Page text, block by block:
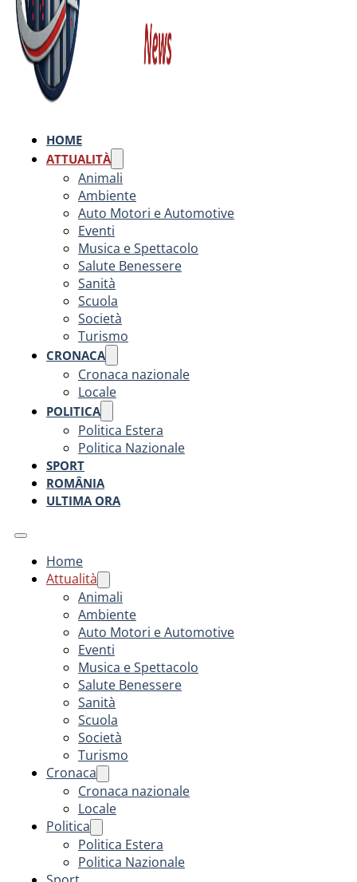
HOME
ATTUALITÀ
Animali
Ambiente
Auto Motori e Automotive
Eventi
Musica e Spettacolo
Salute Benessere
Sanità
Scuola
Società
Turismo
CRONACA
Cronaca nazionale
Locale
POLITICA
Politica Estera
Politica Nazionale
SPORT
ROMÂNIA
ULTIMA ORA
Home
Attualità
Animali
Ambiente
Auto Motori e Automotive
Eventi
Musica e Spettacolo
Salute Benessere
Sanità
Scuola
Società
Turismo
Cronaca
Cronaca nazionale
Locale
Politica
Politica Estera
Politica Nazionale